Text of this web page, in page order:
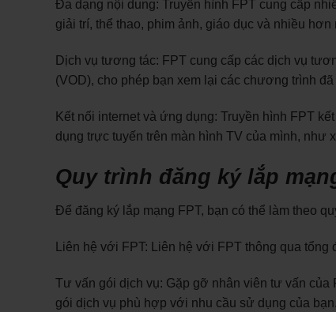
Đa dạng nội dung: Truyền hình FPT cung cấp
giải trí, thể thao, phim ảnh, giáo dục và nhiều
Dịch vụ tương tác: FPT cung cấp các dịch vụ
(VOD), cho phép bạn xem lại các chương trình
Kết nối internet và ứng dụng: Truyền hình FPT
dụng trực tuyến trên màn hình TV của mình, như
Quy trình đăng ký lắp
Để đăng ký lắp mạng FPT, bạn có thể làm theo
Liên hệ với FPT: Liên hệ với FPT thông qua
Tư vấn gói dịch vụ: Gặp gỡ nhân viên tư vấn của
gói dịch vụ phù hợp với nhu cầu sử dụng của bạn.